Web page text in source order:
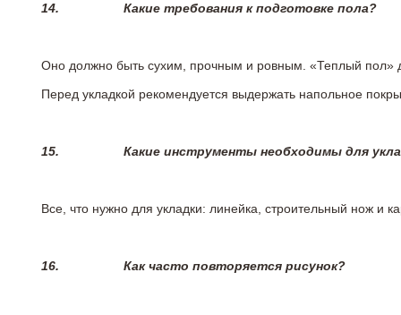
14. Какие требования к подготовке пола?
Оно должно быть сухим, прочным и ровным. «Теплый пол»
Перед укладкой рекомендуется выдержать напольное
15. Какие инструменты необходимы для
Все, что нужно для укладки: линейка, строительный нож и
16. Как часто повторяется рисунок?